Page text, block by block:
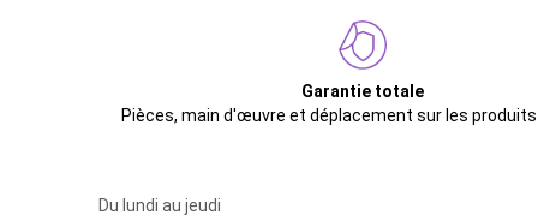
Garantie totale
Pièces, main d'œuvre et déplacement sur les
Du lundi au jeudi